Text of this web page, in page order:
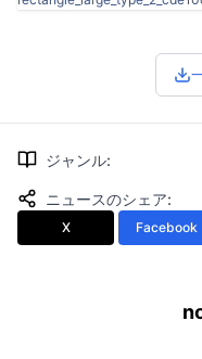
ジャンル:
ニュースのシェア:
X Facebook